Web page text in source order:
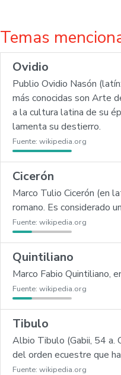
Temas
Ovidio
Publio Ovidio Nasón
más conocidas son Arte
a la cultura latina de su
lamenta su destierro.
Fuente: wikipedia.org
Cicerón
Marco Tulio Cicerón (en
romano. Es considerado
Fuente: wikipedia.org
Quintiliano
Marco Fabio Quintiliano,
Fuente: wikipedia.org
Tibulo
Albio Tibulo (Gabii, 54 a.
del orden ecuestre que
Fuente: wikipedia.org